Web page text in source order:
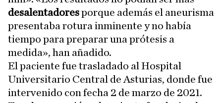
desalentadoresporque además el aneurisma
presentaba rotura inminente y no había
tiempo para preparar una prótesis a
medida», han añadido.
El paciente fue trasladado al Hospital
Universitario Central de Asturias, donde fue
intervenido con fecha 2 de marzo de 2021.